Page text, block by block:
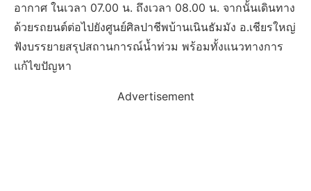
อากาศ ในเวลา 07.00 น. ถึงเวลา 08.00 น. จากนั้นเดินทาง
ด้วยรถยนต์ต่อไปยังศูนย์ศิลปาชีพบ้านเนินธัมมัง อ.เชียรใหญ่
ฟังบรรยายสรุปสถานการณ์น้ำท่วม พร้อมทั้งแนวทางการ
แก้ไขปัญหา
Advertisement